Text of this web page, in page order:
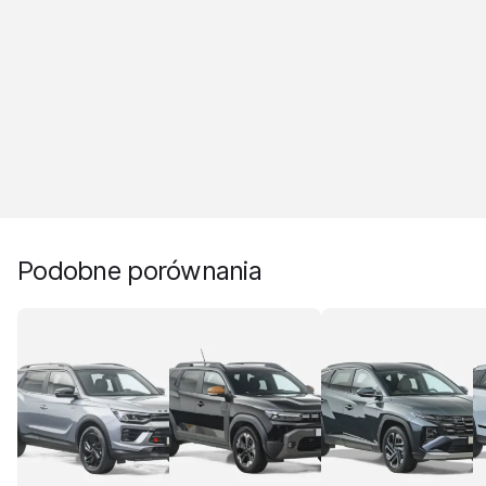
Podobne porównania